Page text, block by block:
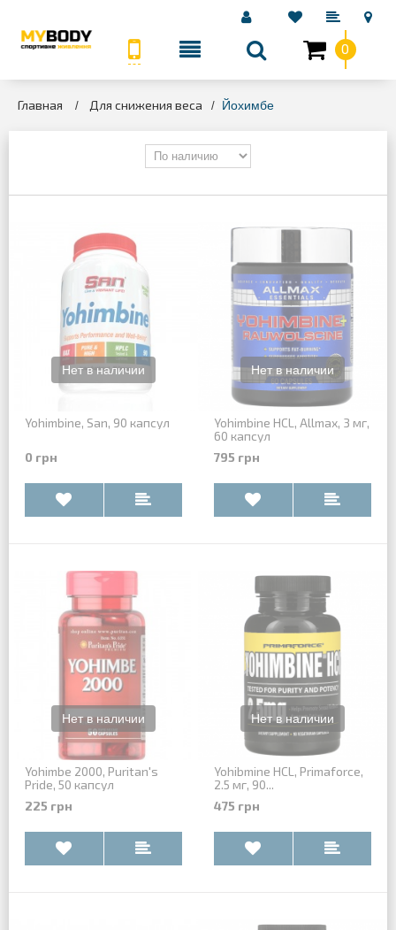
0
Главная > Для снижения веса > Йохимбе
КАТЕГОРИИ
Yohimbine, San, 90 капсул
0 грн
Yohimbine HCL, Allmax, 3 мг,
60 капсул
795 грн
Yohimbe 2000, Puritan's
Pride, 50 капсул
225 грн
Yohibmine HCL, Primaforce,
2.5 мг, 90...
475 грн